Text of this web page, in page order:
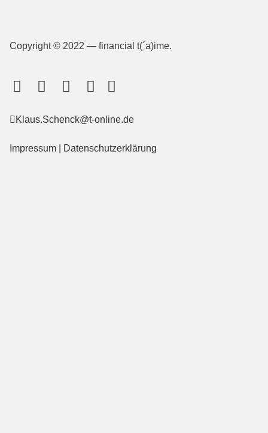
Copyright © 2022 — financial t(´a)ime.
Klaus.Schenck@t-online.de
Impressum Datenschutzerklärung